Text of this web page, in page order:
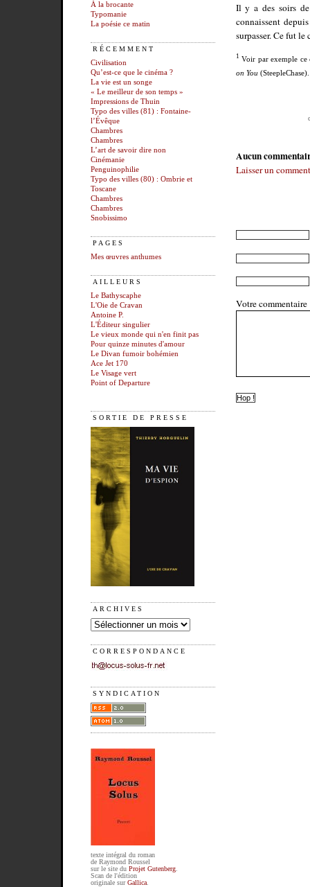
À la brocante
Typomanie
La poésie ce matin
RÉCEMMENT
Civilisation
Qu’est-ce que le cinéma ?
La vie est un songe
« Le meilleur de son temps »
Impressions de Thuin
Typo des villes (81) : Fontaine-
l’Évêque
Chambres
Chambres
L’art de savoir dire non
Cinémanie
Penguinophilie
Typo des villes (80) : Ombrie et
Toscane
Chambres
Chambres
Snobissimo
PAGES
Mes œuvres anthumes
AILLEURS
Le Bathyscaphe
L'Oie de Cravan
Antoine P.
L'Éditeur singulier
Le vieux monde qui n'en finit pas
Pour quinze minutes d'amour
Le Divan fumoir bohémien
Ace Jet 170
Le Visage vert
Point of Departure
SORTIE DE PRESSE
ARCHIVES
CORRESPONDANCE
SYNDICATION
texte intégral du roman
de Raymond Roussel
sur le site du Projet Gutenberg.
Scan de l'édition
originale surGallica.
Il y a des soirs
connaissent
surpasser. Ce fut le
1 Voir par exemple ce
on You (SteepleChase).
Aucun
Laisser un
Votre commentaire